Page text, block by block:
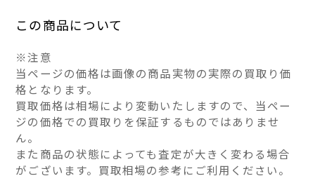
この商品について
※注意
当ページの価格は画像の商品実物の実際の買取り価
格となります。
買取価格は相場により変動いたしますので、当ペー
ジの価格での買取りを保証するものではありませ
ん。
また商品の状態によっても査定が大きく変わる場合
がございます。買取相場の参考にご利用ください。